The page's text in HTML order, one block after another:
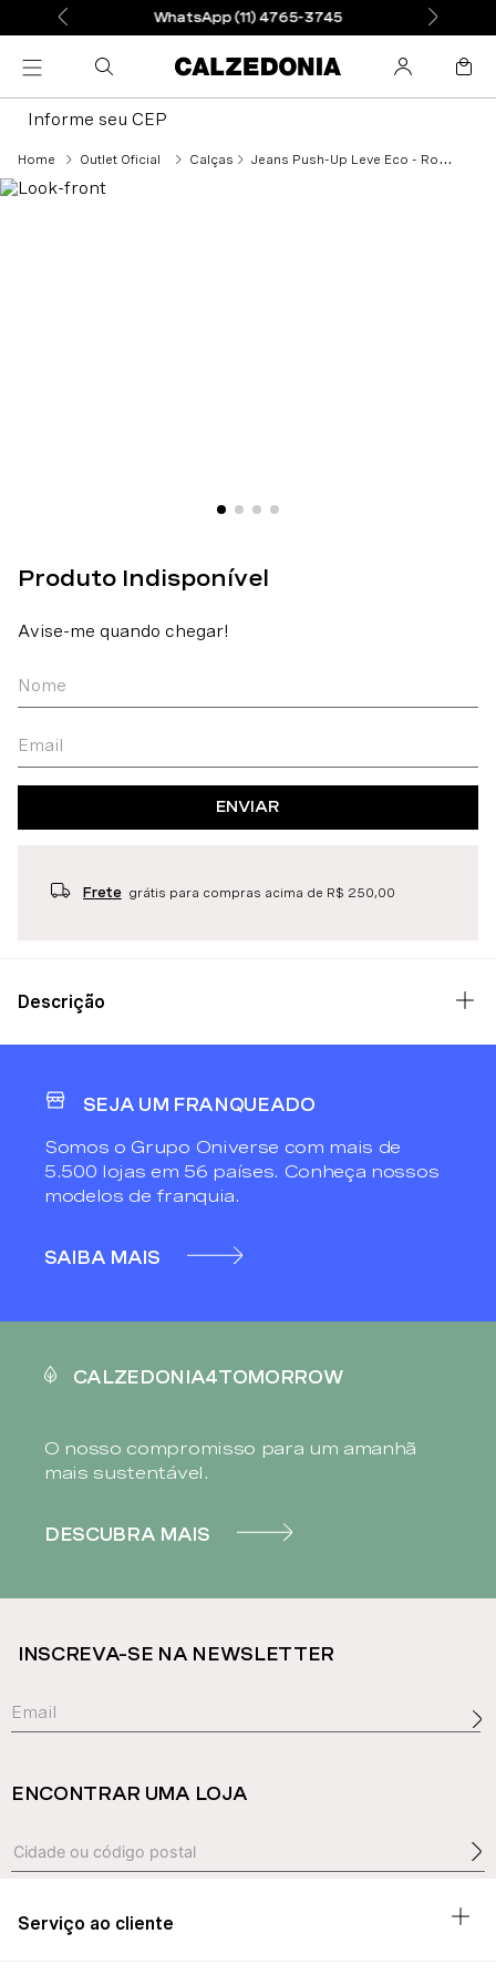
WhatsApp (11) 4765-3745
Informe seu CEP
Outlet Oficial Calças Jeans Push-Up Leve Eco - Rosa
ENVIAR
Frete grátis para compras acima de R$ 250,00
Descrição
SEJA UM FRANQUEADO
Somos o Grupo Oniverse com mais de
5.500 lojas em 56 países. Conheça nossos
modelos de franquia.
SAIBA MAIS
CALZEDONIA4TOMORROW
O nosso compromisso para um amanhã
mais sustentável.
DESCUBRA MAIS
INSCREVA-SE NA NEWSLETTER
ENCONTRAR UMA LOJA
Serviço ao cliente